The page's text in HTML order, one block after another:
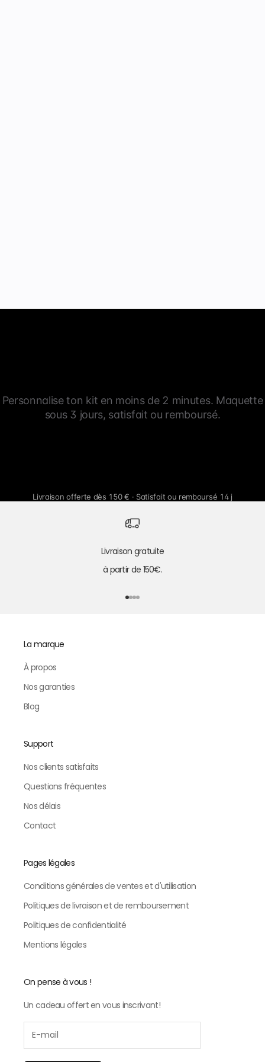
Personnalise ton kit en moins de 2 minutes. Maquette
sous 3 jours, satisfait ou remboursé.
Livraison offerte dès 150 € · Satisfait ou remboursé 14 j
Livraison gratuite
à partir de 150€.
Aller à l'élément 1
Aller à l'élément 2
Aller à l'élément 3
Aller à l'élément 4
La marque
À propos
Nos garanties
Blog
Support
Nos clients satisfaits
Questions fréquentes
Nos délais
Contact
Pages légales
Conditions générales de ventes et d'utilisation
Politiques de livraison et de remboursement
Politiques de confidentialité
Mentions légales
On pense à vous !
Un cadeau offert en vous inscrivant!